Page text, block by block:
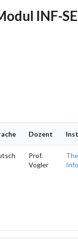
INF-
Dozent
Prof.
Vogler